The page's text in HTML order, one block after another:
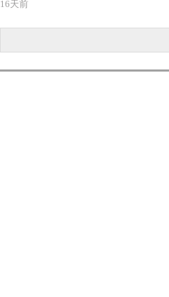
16天前